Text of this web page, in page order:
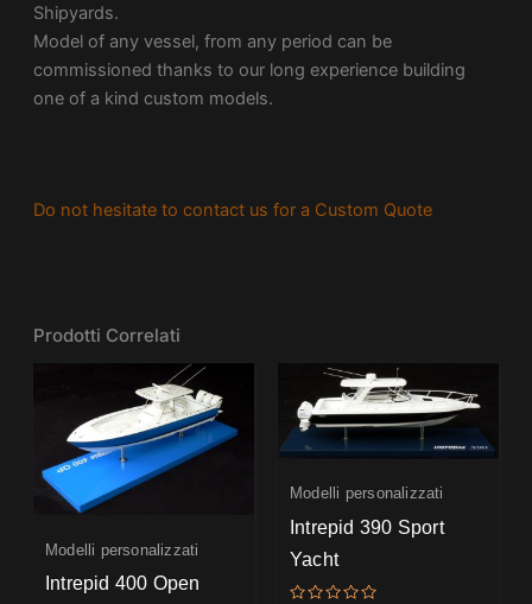
Shipyards.
Model of any vessel, from any period can be
commissioned thanks to our long experience building
one of a kind custom models.
Do not hesitate to contact us for a Custom Quote
Prodotti Correlati
Modelli personalizzati
Intrepid 400 Open
Modelli personalizzati
Intrepid 390 Sport
Yacht